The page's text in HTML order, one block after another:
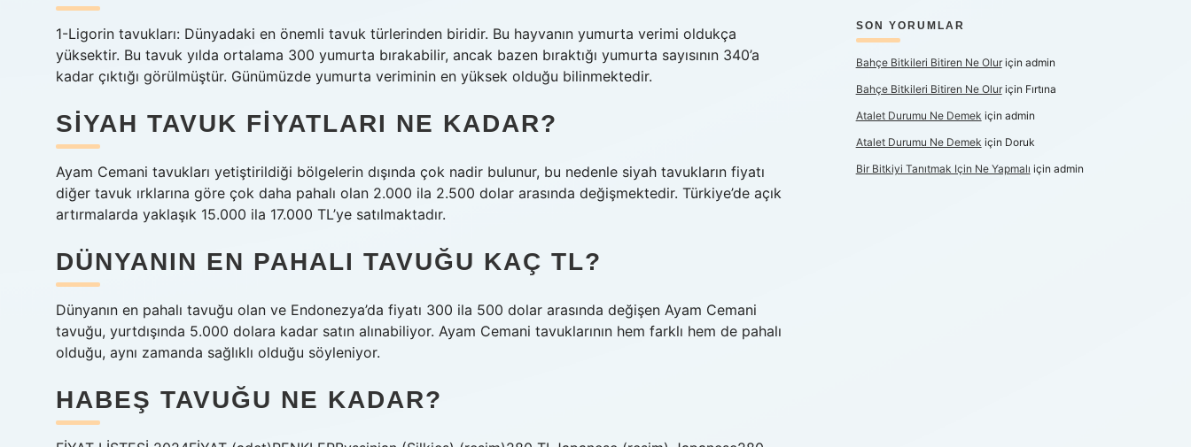
1-Ligorin tavukları: Dünyadaki en önemli tavuk türlerinden biridir. Bu hayvanın yumurta verimi oldukça
yüksektir. Bu tavuk yılda ortalama 300 yumurta bırakabilir, ancak bazen bıraktığı yumurta sayısının 340’a
kadar çıktığı görülmüştür. Günümüzde yumurta veriminin en yüksek olduğu bilinmektedir.
SIYAH TAVUK FIYATLARI NE KADAR?
Ayam Cemani tavukları yetiştirildiği bölgelerin dışında çok nadir bulunur, bu nedenle siyah tavukların fiyatı
diğer tavuk ırklarına göre çok daha pahalı olan 2.000 ila 2.500 dolar arasında değişmektedir. Türkiye’de açık
artırmalarda yaklaşık 15.000 ila 17.000 TL’ye satılmaktadır.
DÜNYANIN EN PAHALI TAVUĞU KAÇ TL?
Dünyanın en pahalı tavuğu olan ve Endonezya’da fiyatı 300 ila 500 dolar arasında değişen Ayam Cemani
tavuğu, yurtdışında 5.000 dolara kadar satın alınabiliyor. Ayam Cemani tavuklarının hem farklı hem de pahalı
olduğu, aynı zamanda sağlıklı olduğu söyleniyor.
HABEŞ TAVUĞU NE KADAR?
SON YORUMLAR
Bahçe Bitkileri Bitiren Ne Oluriçin admin
Bahçe Bitkileri Bitiren Ne Oluriçin Fırtına
Atalet Durumu Ne Demek için admin
Atalet Durumu Ne Demek için Doruk
Bir Bitkiyi Tanıtmak Için Ne Yapmalı için admin